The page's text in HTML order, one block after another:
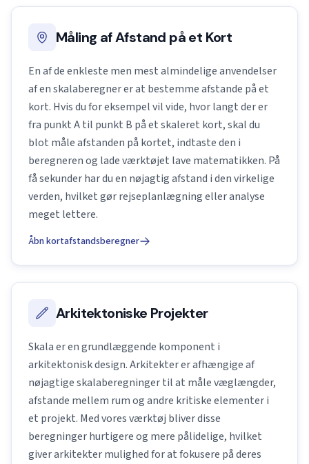
Måling af Afstand på et Kort
En af de enkleste men mest almindelige anvendelser
af en skalaberegner er at bestemme afstande på et
kort. Hvis du for eksempel vil vide, hvor langt der er
fra punkt A til punkt B på et skaleret kort, skal du
blot måle afstanden på kortet, indtaste den i
beregneren og lade værktøjet lave matematikken. På
få sekunder har du en nøjagtig afstand i den virkelige
verden, hvilket gør rejseplanlægning eller analyse
meget lettere.
Åbn kortafstandsberegner
Arkitektoniske Projekter
Skala er en grundlæggende komponent i
arkitektonisk design. Arkitekter er afhængige af
nøjagtige skalaberegninger til at måle væglængder,
afstande mellem rum og andre kritiske elementer i
et projekt. Med vores værktøj bliver disse
beregninger hurtigere og mere pålidelige, hvilket
giver arkitekter mulighed for at fokusere på deres